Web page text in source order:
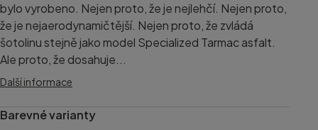
bylo vyrobeno. Nejen proto, že je nejlehčí. Nejen proto,
že je nejaerodynamičtější. Nejen proto, že zvládá
šotolinu stejně jako model Specialized Tarmac asfalt.
Ale proto, že dosahuje...
Další informace
Barevné varianty